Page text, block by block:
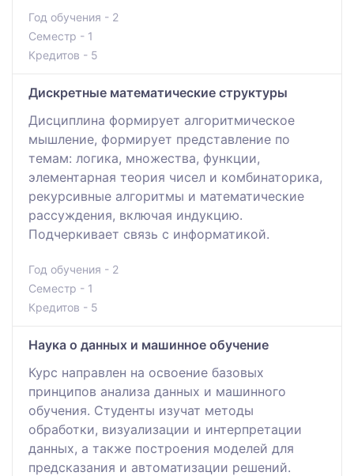
Год обучения - 2
Семестр - 1
Кредитов - 5
Дискретные математические структуры
Дисциплина формирует алгоритмическое
мышление, формирует представление по
темам: логика, множества, функции,
элементарная теория чисел и комбинаторика,
рекурсивные алгоритмы и математические
рассуждения, включая индукцию.
Подчеркивает связь с информатикой.
Год обучения - 2
Семестр - 1
Кредитов - 5
Наука о данных и машинное обучение
Курс направлен на освоение базовых
принципов анализа данных и машинного
обучения. Студенты изучат методы
обработки, визуализации и интерпретации
данных, а также построения моделей для
предсказания и автоматизации решений.